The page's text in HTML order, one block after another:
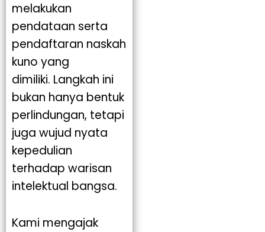
melakukan
pendataan serta
pendaftaran naskah
kuno yang
dimiliki. Langkah ini
bukan hanya bentuk
perlindungan, tetapi
juga wujud nyata
kepedulian
terhadap warisan
intelektual bangsa.
Kami mengajak